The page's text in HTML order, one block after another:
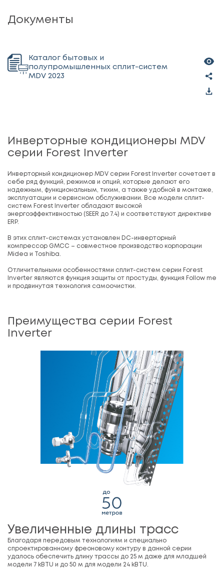
Документы
Каталог бытовых и
полупромышленных сплит-систем
MDV 2023
Инверторные кондиционеры MDV
серии Forest Inverter
Инверторный кондиционер MDV серии Forest Inverter сочетает в
себе ряд функций, режимов и опций, которые делают его
надежным, функциональным, тихим, а также удобной в монтаже,
эксплуатации и сервисном обслуживании. Все модели сплит-
систем Forest Inverter обладают высокой
энергоэффективностью (SEER до 7.4) и соответствуют директиве
ERP.
В этих сплит-системах установлен DC-инверторный
компрессор GMCC – совместное производство корпорации
Midea и Toshiba.
Отличительными особенностями сплит-систем серии Forest
Inverter являются функция защиты от простуды, функция Follow me
и продвинутая технология самоочистки.
Преимущества серии Forest
Inverter
Увеличенные длины трасс
Благодаря передовым технологиям и специально
спроектированному фреоновому контуру в данной серии
удалось обеспечить длину трассы до 25 м даже для младшей
модели 7 kBTU и до 50 м для модели 24 kBTU.